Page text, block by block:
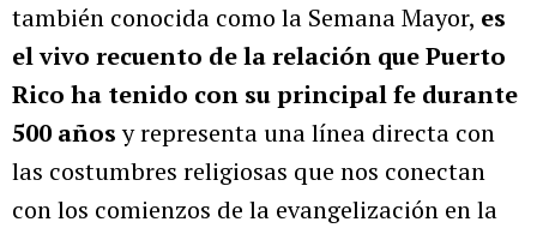
también conocida como la Semana Mayor, es
el vivo recuento de la relación que Puerto
Rico ha tenido con su principal fe durante
500 añosy representa una línea directa con
las costumbres religiosas que nos conectan
con los comienzos de la evangelización en la